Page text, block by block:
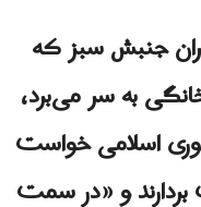
جنبش سبز که
به سر می‌برد،
اسلامی خواست
و «در سمت